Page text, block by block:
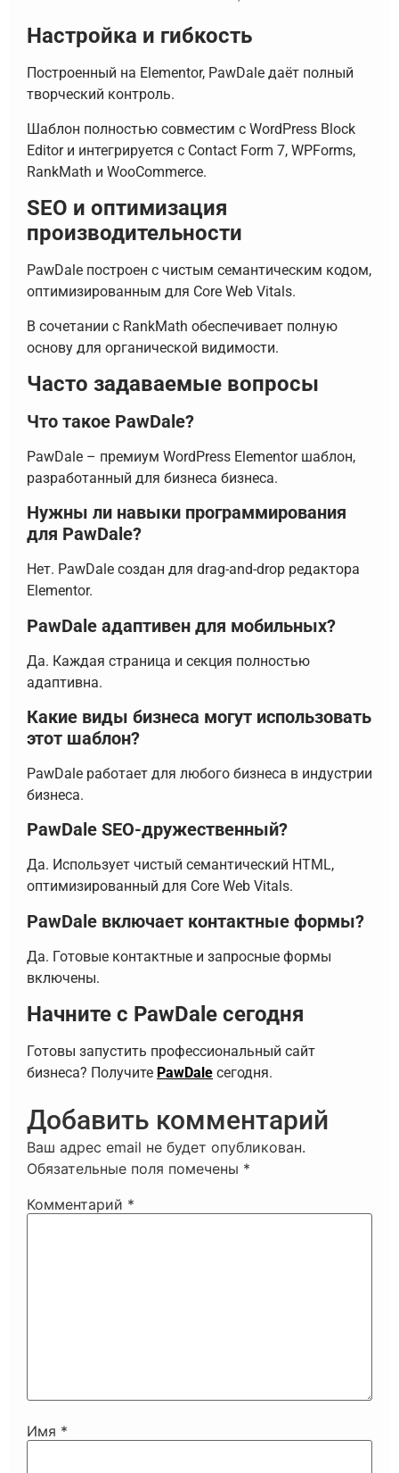
Настройка и гибкость
Построенный на Elementor, PawDale даёт полный
творческий контроль.
Шаблон полностью совместим с WordPress Block
Editor и интегрируется с Contact Form 7, WPForms,
RankMath и WooCommerce.
SEO и оптимизация
производительности
PawDale построен с чистым семантическим кодом,
оптимизированным для Core Web Vitals.
В сочетании с RankMath обеспечивает полную
основу для органической видимости.
Часто задаваемые вопросы
Что такое PawDale?
PawDale – премиум WordPress Elementor шаблон,
разработанный для бизнеса бизнеса.
Нужны ли навыки программирования
для PawDale?
Нет. PawDale создан для drag-and-drop редактора
Elementor.
PawDale адаптивен для мобильных?
Да. Каждая страница и секция полностью
адаптивна.
Какие виды бизнеса могут использовать
этот шаблон?
PawDale работает для любого бизнеса в индустрии
бизнеса.
PawDale SEO-дружественный?
Да. Использует чистый семантический HTML,
оптимизированный для Core Web Vitals.
PawDale включает контактные формы?
Да. Готовые контактные и запросные формы
включены.
Начните с PawDale сегодня
Готовы запустить профессиональный сайт
бизнеса? Получите PawDale сегодня.
Добавить комментарий
Ваш адрес email не будет опубликован.
Обязательные поля помечены *
Комментарий *
Имя *